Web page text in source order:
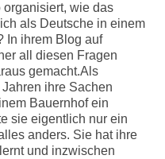
wie das
als Deutsche in einem
In ihrem Blog auf
all diesen Fragen
gemacht.Als
ihre Sachen
Bauernhof ein
sie eigentlich nur ein
anders. Sie hat ihre
und inzwischen